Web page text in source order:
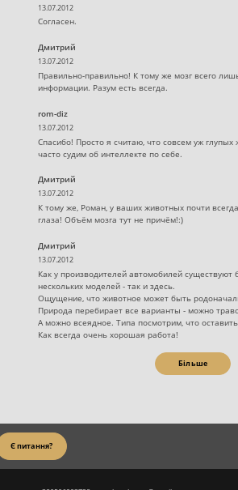
13.07.2012
Согласен.
Дмитрий
13.07.2012
Правильно-правильно! К тому же мозг всего
информации. Разум есть всегда.
rom-diz
13.07.2012
Спасибо! Просто я считаю, что совсем уж
часто судим об интеллекте по себе.
Дмитрий
13.07.2012
К тому же, Роман, у ваших животных почти
глаза! Объём мозга тут не причём!:)
Дмитрий
13.07.2012
Как у производителей автомобилей
нескольких моделей - так и здесь.
Ощущение, что животное может быть
Природа перебирает все варианты - можно
А можно всеядное. Типа посмотрим, что
Как всегда очень хорошая работа!
Більше
Є питання?